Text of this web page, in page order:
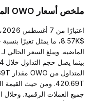
ملخص أسعار OWO المباشر
جميع العملات الرقمية.